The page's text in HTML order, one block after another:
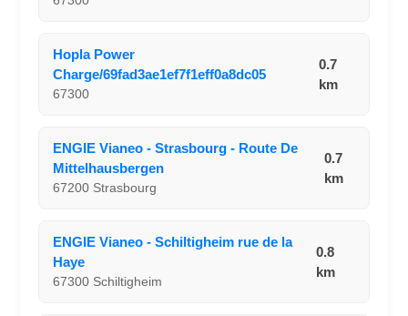
Hopla Power
Charge/69fad3ae1ef7f1eff0a8dc05
67300
0.7
km
ENGIE Vianeo - Strasbourg - Route De
Mittelhausbergen
67200 Strasbourg
0.7
km
ENGIE Vianeo - Schiltigheim rue de la
Haye
67300 Schiltigheim
0.8
km